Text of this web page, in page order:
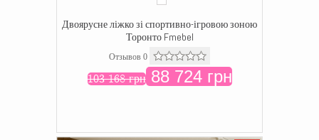
Двоярусне ліжко зі спортивно-ігровою зоною
Торонто Fmebel
Отзывов 0
103 168 грн88 724 грн